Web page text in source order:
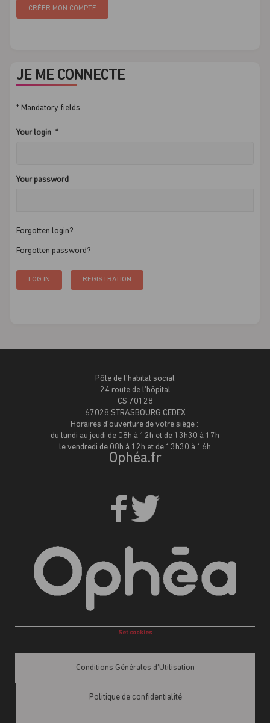
CRÉER MON COMPTE
JE ME CONNECTE
* Mandatory fields
Your login
Your password
Forgotten login?
Forgotten password?
LOG IN REGISTRATION
Pôle de l'habitat social
24 route de l'hôpital
CS 70128
67028 STRASBOURG CEDEX
Horaires d'ouverture de votre siège :
du lundi au jeudi de 08h à 12h et de 13h30 à 17h
le vendredi de 08h à 12h et de 13h30 à 16h
Ophéa.fr
Set cookies
Conditions Générales d'Utilisation
Politique de confidentialité